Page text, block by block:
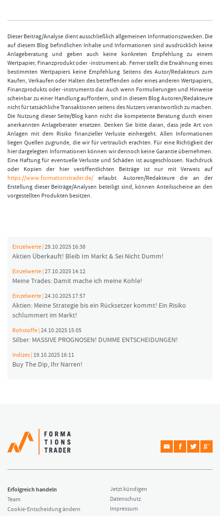
Dieser Beitrag/Analyse dient ausschließlich allgemeinen Informationszwecken. Die
auf diesem Blog befindlichen Inhalte und Informationen sind ausdrücklich keine
Anlageberatung und geben auch keine konkreten Empfehlung zu einem
Wertpapier, Finanzprodukt oder -instrument ab. Ferner stellt die Erwähnung eines
bestimmten Wertpapiers keine Empfehlung Seitens des Autor/Redakteurs zum
Kaufen, Verkaufen oder Halten des betreffenden oder eines anderen Wertpapiers,
Finanzprodukts oder -instruments dar. Auch wenn Formulierungen und Hinweise
scheinbar zu einer Handlung auffordern, sind in diesem Blog Autoren/Redakteure
nicht für tatsächliche Transaktionen seitens des Nutzers verantwortlich zu machen.
Die Nutzung dieser Seite/Blog kann nicht die kompetente Beratung durch einen
anerkannten Anlageberater ersetzen. Denken Sie bitte daran, dass jede Art von
Anlagen mit dem Risiko finanzieller Verluste einhergeht. Allen Informationen
liegen Quellen zugrunde, die wir für vertraulich erachten. Für eine Richtigkeit der
hier dargelegten Informationen können wir dennoch keine Garantie übernehmen.
Eine Haftung für eventuelle Verluste und Schäden ist ausgeschlossen. Nachdruck
oder Kopien der hier veröffentlichten Beiträge ist nur mit Verweis auf
https://www.formationstrader.de/ erlaubt. Autoren/Redakteure die an der
Erstellung dieser Beiträge/Analysen beteiligt sind, können Anteilsscheine an den
vorgestellten Produkten besitzen.
Einzelwerte | 29.10.2025 16:38
Aktien Überkauft! Bleib Im Markt & Sei Nicht Dumm!
Einzelwerte | 27.10.2025 14:12
Meine Trades: Damit mache ich meine Kohle!
Einzelwerte | 24.10.2025 17:57
Aktien: Meine Strategie bis ein Rücksetzer kommt! Ein Risiko
schlummert im Markt!
Rohstoffe | 24.10.2025 15:05
Silber: MASSIVE PROGNOSEN! DUMME ENTSCHEIDUNGEN!
Indizes | 19.10.2025 16:11
Buy The Dip, Ihr Narren!
Erfolgreich handeln
Team
Cookie-Entscheidung ändern
Jetzt kündigen
Datenschutz
Impressum